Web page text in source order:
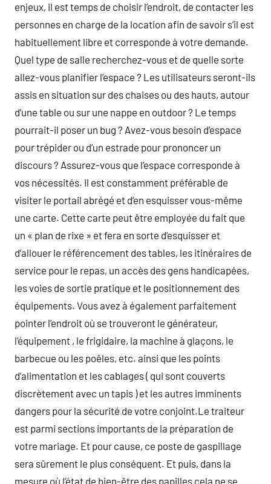
enjeux, il est temps de choisir l’endroit, de contacter les
personnes en charge de la location afin de savoir s’il est
habituellement libre et corresponde à votre demande.
Quel type de salle recherchez-vous et de quelle sorte
allez-vous planifier l’espace ? Les utilisateurs seront-ils
assis en situation sur des chaises ou des hauts, autour
d’une table ou sur une nappe en outdoor ? Le temps
pourrait-il poser un bug ? Avez-vous besoin d’espace
pour trépider ou d’un estrade pour prononcer un
discours ? Assurez-vous que l’espace corresponde à
vos nécessités. Il est constamment préférable de
visiter le portail abrégé et d’en esquisser vous-même
une carte. Cette carte peut être employée du fait que
un « plan de rixe » et fera en sorte d’esquisser et
d’allouer le référencement des tables, les itinéraires de
service pour le repas, un accès des gens handicapées,
les voies de sortie pratique et le positionnement des
équipements. Vous avez à également parfaitement
pointer l’endroit où se trouveront le générateur,
l’équipement , le frigidaire, la machine à glaçons, le
barbecue ou les poêles, etc. ainsi que les points
d’alimentation et les cablages ( qui sont couverts
discrètement avec un tapis ) et les autres imminents
dangers pour la sécurité de votre conjoint.Le traiteur
est parmi sections importants de la préparation de
votre mariage. Et pour cause, ce poste de gaspillage
sera sûrement le plus conséquent. Et puis, dans la
mesure où l’état de bien-être des papilles cela ne se